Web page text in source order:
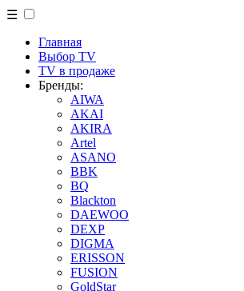
☰
Главная
Выбор TV
TV в продаже
Бренды:
AIWA
AKAI
AKIRA
Artel
ASANO
BBK
BQ
Blackton
DAEWOO
DEXP
DIGMA
ERISSON
FUSION
GoldStar